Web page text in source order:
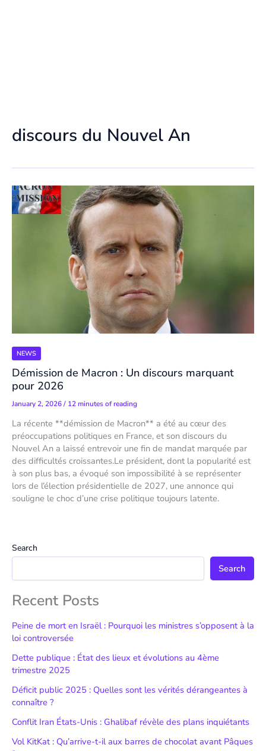
discours du Nouvel An
NEWS
Démission de Macron : Un discours marquant
pour 2026
January 2, 2026/ 12 minutes of reading
La récente **démission de Macron** a été au cœur des
préoccupations politiques en France, et son discours du
Nouvel An a laissé entrevoir une fin de mandat marquée par
des difficultés croissantes.Le président, dont la popularité est
à son plus bas, a évoqué son impossibilité à se représenter
lors de l’élection présidentielle de 2027, une annonce qui
souligne le choc d’une crise politique toujours latente.
Search
Search
Recent Posts
Peine de mort en Israël : Pourquoi les ministres s’opposent à la
loi controversée
Dette publique : État des lieux et évolutions au 4ème
trimestre 2025
Déficit public 2025 : Quelles sont les vérités dérangeantes à
connaître ?
Conflit Iran États-Unis : Ghalibaf révèle des plans inquiétants
Vol KitKat : Qu’arrive-t-il aux barres de chocolat avant Pâques